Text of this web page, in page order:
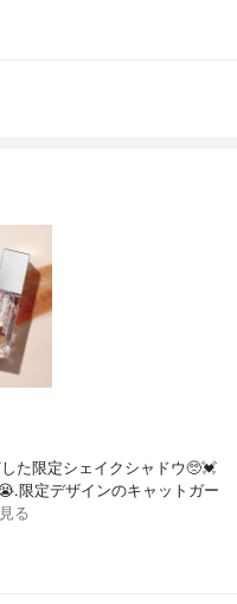
た限定シェイクシャドウ🥺💓
限定デザインのキャットガー
る